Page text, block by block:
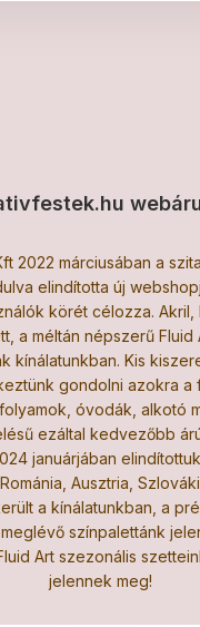
2022 márciusában a
elindította új
körét célozza. Akril,
a méltán népszerű Fluid
kínálatunkban. Kis
gondolni azokra a
óvodák, alkotó
ezáltal kedvezőbb
januárjában
Ausztria,
a kínálatunkban, a
színpalettánk
Art szezonális
jelennek meg!